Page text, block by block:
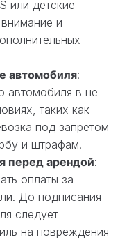
или детские
и
автомобиля:
автомобиля в не
таких как
под запретом
и штрафам.
перед арендой:
оплаты за
До подписания
следует
на повреждения